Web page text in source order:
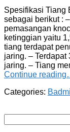
Spesifikasi Tiang
sebagai berikut :
pemasangan
ketinggian yaitu
tiang terdapat
jaring. –
jaring. – Tiang
Continue
Categories:
untuk: